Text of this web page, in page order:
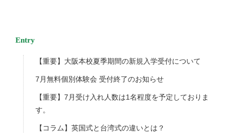
Entry
【重要】大阪本校夏季期間の新規入学受付について
7月無料個別体験会 受付終了のお知らせ
【重要】7月受け入れ人数は1名程度を予定しておりま
す。
【コラム】英国式と台湾式の違いとは？